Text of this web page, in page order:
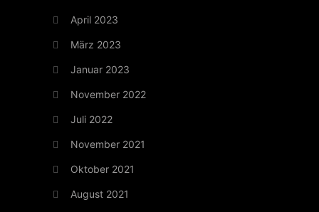
April 2023
März 2023
Januar 2023
November 2022
Juli 2022
November 2021
Oktober 2021
August 2021